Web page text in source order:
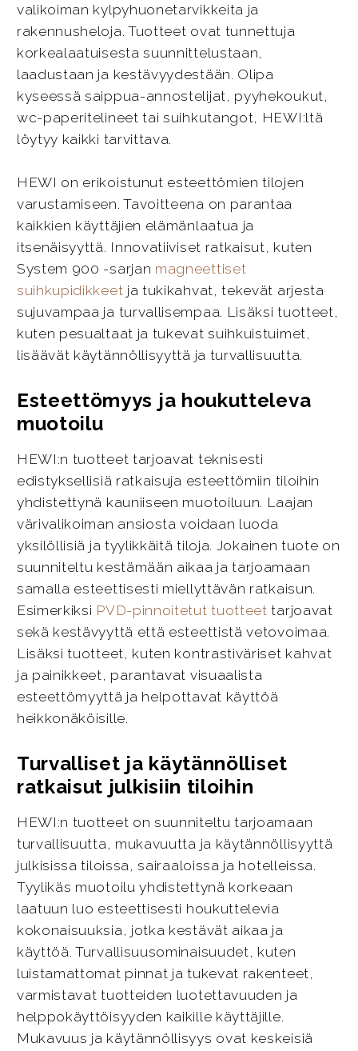
valikoiman kylpyhuonetarvikkeita ja
rakennusheloja. Tuotteet ovat tunnettuja
korkealaatuisesta suunnittelustaan,
laadustaan ja kestävyydestään. Olipa
kyseessä saippua-annostelijat, pyyhekoukut,
wc-paperitelineet tai suihkutangot, HEWI:ltä
löytyy kaikki tarvittava.
HEWI on erikoistunut esteettömien tilojen
varustamiseen. Tavoitteena on parantaa
kaikkien käyttäjien elämänlaatua ja
itsenäisyyttä. Innovatiiviset ratkaisut, kuten
System 900 -sarjan magneettiset
suihkupidikkeet ja tukikahvat, tekevät arjesta
sujuvampaa ja turvallisempaa. Lisäksi tuotteet,
kuten pesualtaat ja tukevat suihkuistuimet,
lisäävät käytännöllisyyttä ja turvallisuutta.
Esteettömyys ja houkutteleva
muotoilu
HEWI:n tuotteet tarjoavat teknisesti
edistyksellisiä ratkaisuja esteettömiin tiloihin
yhdistettynä kauniiseen muotoiluun. Laajan
värivalikoiman ansiosta voidaan luoda
yksilöllisiä ja tyylikkäitä tiloja. Jokainen tuote on
suunniteltu kestämään aikaa ja tarjoamaan
samalla esteettisesti miellyttävän ratkaisun.
Esimerkiksi PVD-pinnoitetut tuotteet tarjoavat
sekä kestävyyttä että esteettistä vetovoimaa.
Lisäksi tuotteet, kuten kontrastiväriset kahvat
ja painikkeet, parantavat visuaalista
esteettömyyttä ja helpottavat käyttöä
heikkonäköisille.
Turvalliset ja käytännölliset
ratkaisut julkisiin tiloihin
HEWI:n tuotteet on suunniteltu tarjoamaan
turvallisuutta, mukavuutta ja käytännöllisyyttä
julkisissa tiloissa, sairaaloissa ja hotelleissa.
Tyylikäs muotoilu yhdistettynä korkeaan
laatuun luo esteettisesti houkuttelevia
kokonaisuuksia, jotka kestävät aikaa ja
käyttöä. Turvallisuusominaisuudet, kuten
luistamattomat pinnat ja tukevat rakenteet,
varmistavat tuotteiden luotettavuuden ja
helppokäyttöisyyden kaikille käyttäjille.
Mukavuus ja käytännöllisyys ovat keskeisiä